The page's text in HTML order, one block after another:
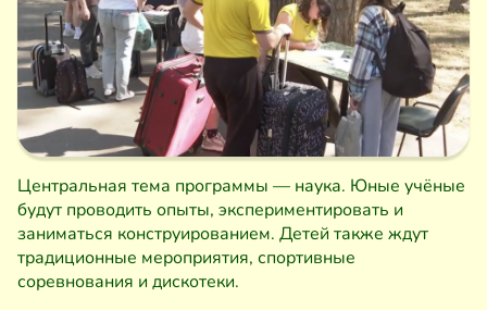
Центральная тема программы — наука. Юные учёные
будут проводить опыты, экспериментировать и
заниматься конструированием. Детей также ждут
традиционные мероприятия, спортивные
соревнования и дискотеки.